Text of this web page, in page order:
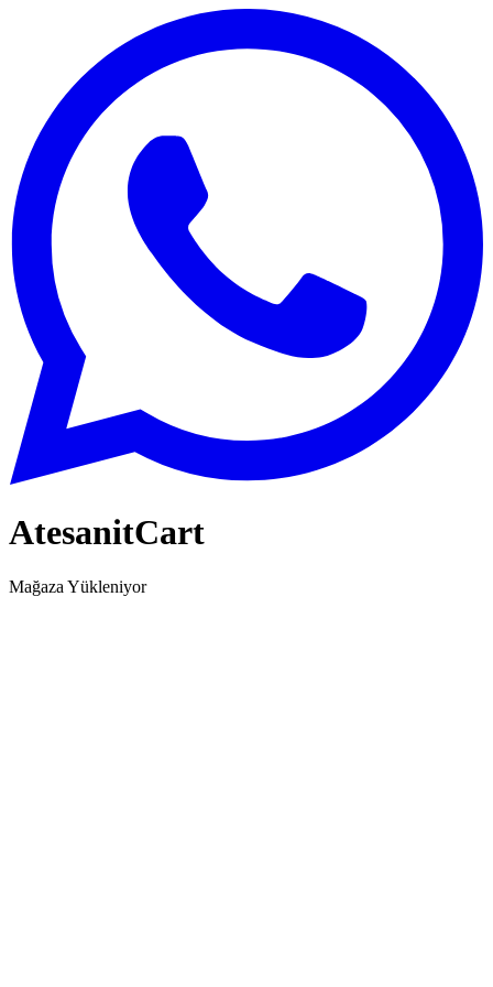
AtesanitCart
Mağaza Yükleniyor